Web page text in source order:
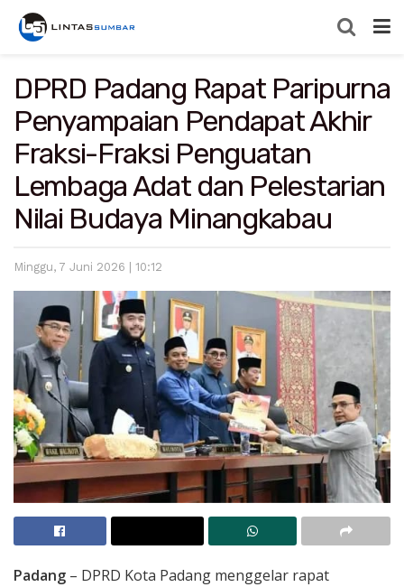
DPRD Padang Rapat Paripurna
Penyampaian Pendapat Akhir
Fraksi-Fraksi Penguatan
Lembaga Adat dan Pelestarian
Nilai Budaya Minangkabau
Minggu, 7 Juni 2026 | 10:12
Padang – DPRD Kota Padang menggelar rapat